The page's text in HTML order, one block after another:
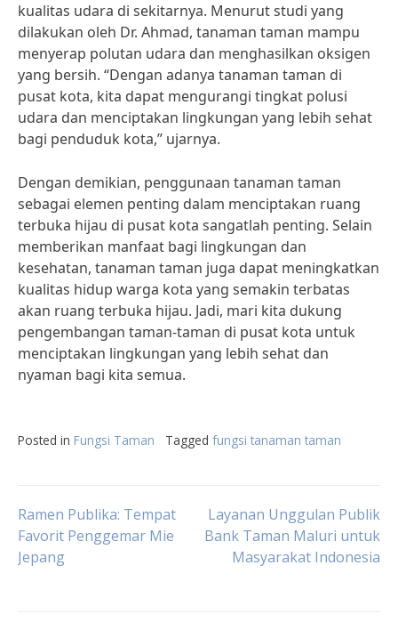
kualitas udara di sekitarnya. Menurut studi yang
dilakukan oleh Dr. Ahmad, tanaman taman mampu
menyerap polutan udara dan menghasilkan oksigen
yang bersih. “Dengan adanya tanaman taman di
pusat kota, kita dapat mengurangi tingkat polusi
udara dan menciptakan lingkungan yang lebih sehat
bagi penduduk kota,” ujarnya.
Dengan demikian, penggunaan tanaman taman
sebagai elemen penting dalam menciptakan ruang
terbuka hijau di pusat kota sangatlah penting. Selain
memberikan manfaat bagi lingkungan dan
kesehatan, tanaman taman juga dapat meningkatkan
kualitas hidup warga kota yang semakin terbatas
akan ruang terbuka hijau. Jadi, mari kita dukung
pengembangan taman-taman di pusat kota untuk
menciptakan lingkungan yang lebih sehat dan
nyaman bagi kita semua.
Posted in Fungsi Taman Tagged fungsi tanaman taman
Post
navigation
Ramen Publika: Tempat
Favorit Penggemar Mie
Jepang
Layanan Unggulan Publik
Bank Taman Maluri untuk
Masyarakat Indonesia